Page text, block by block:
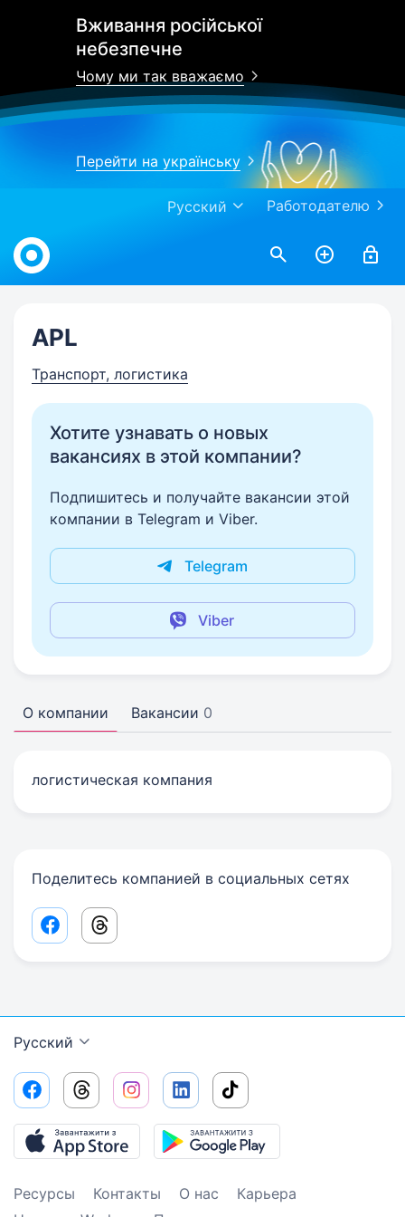
Вживання російської
небезпечне
Чому ми так вважаємо
Перейти на українську
Работодателю
Русский
Work.ua
APL
Транспорт, логистика
Хотите узнавать о новых
вакансиях в этой компании?
Подпишитесь и получайте вакансии этой
компании в Telegram и Viber.
Telegram
Viber
О компании Вакансии 0
логистическая компания
Поделитесь компанией в социальных сетях
Facebook share link
Threads share link
Русский
Ресурсы Контакты О нас
Карьера